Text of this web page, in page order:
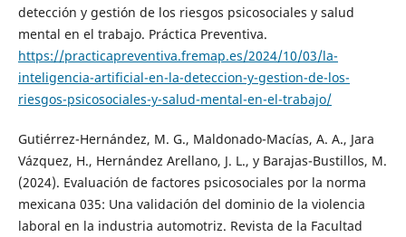
detección y gestión de los riesgos psicosociales y salud
mental en el trabajo. Práctica Preventiva.
https://practicapreventiva.fremap.es/2024/10/03/la-
inteligencia-artificial-en-la-deteccion-y-gestion-de-los-
riesgos-psicosociales-y-salud-mental-en-el-trabajo/
Gutiérrez-Hernández, M. G., Maldonado-Macías, A. A., Jara
Vázquez, H., Hernández Arellano, J. L., y Barajas-Bustillos, M.
(2024). Evaluación de factores psicosociales por la norma
mexicana 035: Una validación del dominio de la violencia
laboral en la industria automotriz. Revista de la Facultad